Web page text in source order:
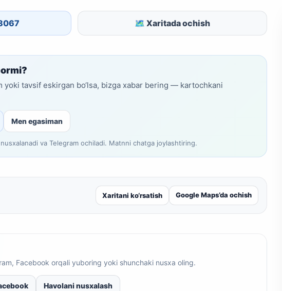
🗺 Xaritada ochish
yoki tavsif eskirgan bo‘lsa, bizga xabar bering — kartochkani
Men egasiman
va Telegram ochiladi. Matnni chatga joylashtiring.
Xaritani ko‘rsatish Google Maps’da ochish
Facebook orqali yuboring yoki shunchaki nusxa oling.
Havolani nusxalash